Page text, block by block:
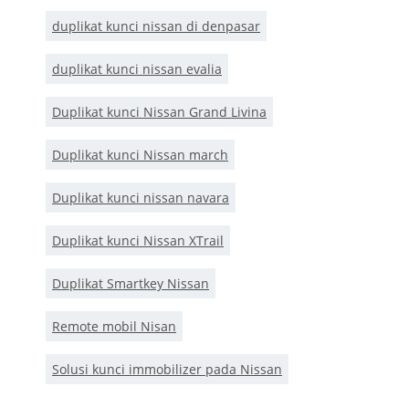
duplikat kunci nissan di denpasar
duplikat kunci nissan evalia
Duplikat kunci Nissan Grand Livina
Duplikat kunci Nissan march
Duplikat kunci nissan navara
Duplikat kunci Nissan XTrail
Duplikat Smartkey Nissan
Remote mobil Nisan
Solusi kunci immobilizer pada Nissan